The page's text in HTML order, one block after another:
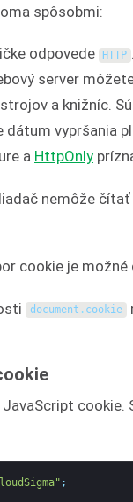
spôsobmi:
odpovede HTTP
server
a knižníc.
dátum vypršania
a HttpOnly
nemôže
cookie je
document . cookie
cookie.
;